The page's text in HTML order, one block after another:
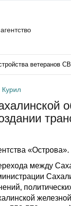
ветеранов
Курил
«Острова».
между